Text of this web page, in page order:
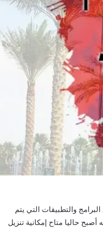
والتطبيقات التي يتم
حاليا متاح إمكانية تنزيل